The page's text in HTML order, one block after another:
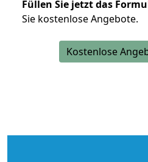
Füllen Sie jetzt das
Sie kostenlose Angebote.
Kostenlose